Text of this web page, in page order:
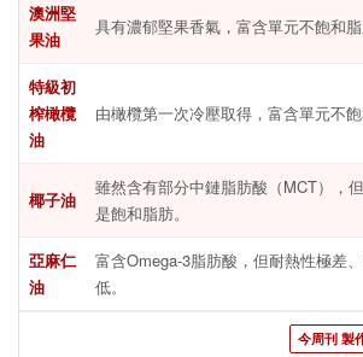
澳洲堅
果油
具有濃郁堅果香氣，富含單元不飽和脂
特級初
榨橄欖
油
由橄欖第一次冷壓取得，富含單元不飽
椰子油
雖然含有部分中鏈脂肪酸（MCT），
是飽和脂肪。
亞麻仁
油
富含Omega-3脂肪酸，但耐熱性極差
低。
今周刊 製